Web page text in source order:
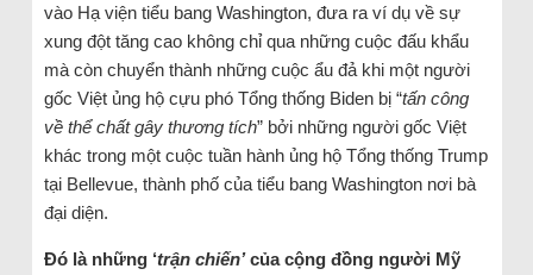
vào Hạ viện tiểu bang Washington, đưa ra ví dụ về sự
xung đột tăng cao không chỉ qua những cuộc đấu khẩu
mà còn chuyển thành những cuộc ẩu đả khi một người
gốc Việt ủng hộ cựu phó Tổng thống Biden bị “tấn công
về thể chất gây thương tích” bởi những người gốc Việt
khác trong một cuộc tuần hành ủng hộ Tổng thống Trump
tại Bellevue, thành phố của tiểu bang Washington nơi bà
đại diện.
Đó là những ‘trận chiến’của cộng đồng người Mỹ